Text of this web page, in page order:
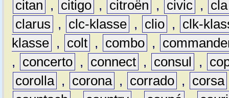
citan
, citigo , citroën , civic ,
cla
clarus
, clc-klasse , clio ,
clk-
klasse , colt , combo ,
,
concerto , connect , consul ,
corolla , corona , corrado , corsa